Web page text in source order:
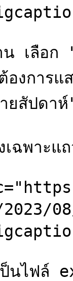
น เลือ
งการแ
ยสัปดา
ฉพาะแ
นไฟล์